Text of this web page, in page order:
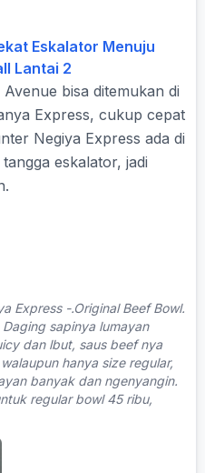
Eskalator Menuju
Lantai 2
bisa ditemukan di
Express, cukup cepat
Negiya Express ada di
eskalator, jadi
Express -.Original Beef Bowl.
sapinya lumayan
dan lbut, saus beef nya
hanya size regular,
banyak dan ngenyangin.
regular bowl 45 ribu,